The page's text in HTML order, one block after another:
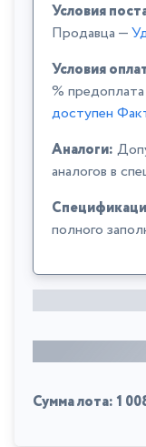
Условия
Продавца —
Условия
%
доступен
Аналоги:
аналогов в
полного
Сумма лота: 1